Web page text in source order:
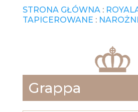
STRONA GŁÓWNA:
TAPICEROWANE :
Grappa